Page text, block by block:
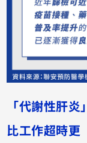
「代謝性肝
比工作超時更